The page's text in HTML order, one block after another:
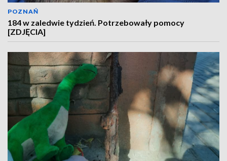
POZNAŃ
184 w zaledwie tydzień. Potrzebowały pomocy
[ZDJĘCIA]